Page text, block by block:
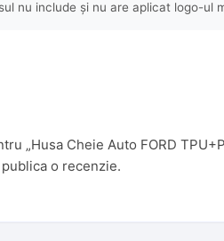
nu include și nu are aplicat logo-ul
„Husa Cheie Auto FORD
o recenzie.